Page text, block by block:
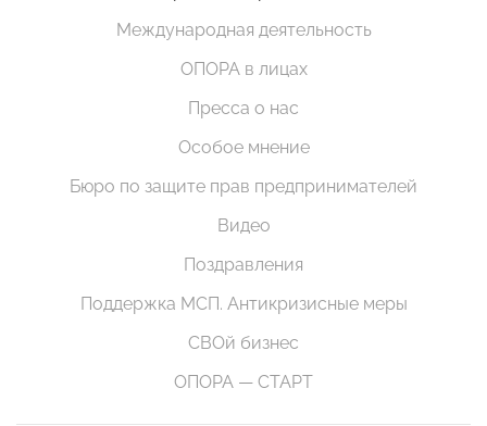
Международная деятельность
ОПОРА в лицах
Пресса о нас
Особое мнение
Бюро по защите прав предпринимателей
Видео
Поздравления
Поддержка МСП. Антикризисные меры
СВОй бизнес
ОПОРА — СТАРТ